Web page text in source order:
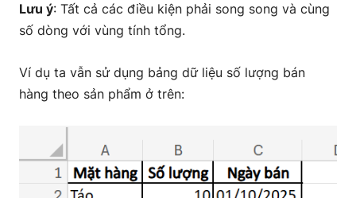
Lưu ý: Tất cả các điều kiện phải song song và cùng
số dòng với vùng tính tổng.
Ví dụ ta vẫn sử dụng bảng dữ liệu số lượng bán
hàng theo sản phẩm ở trên: